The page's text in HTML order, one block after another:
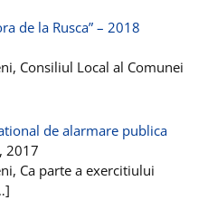
de la Rusca” – 2018
Consiliul Local al Comunei
de alarmare publica
2017
Ca parte a exercitiului